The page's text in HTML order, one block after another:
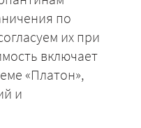
по
их при
включает
«Платон»,
и
520-05-23